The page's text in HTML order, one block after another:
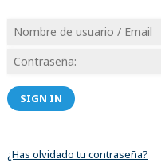
SIGN IN
¿Has olvidado tu contraseña?